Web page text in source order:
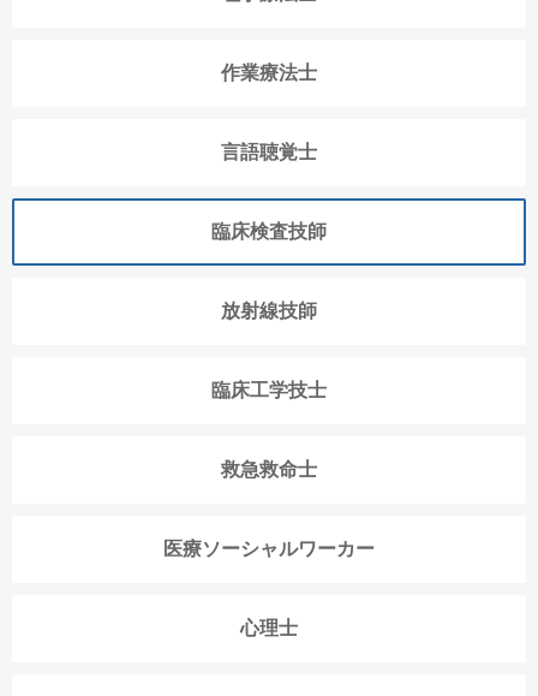
作業療法士
言語聴覚士
臨床検査技師
放射線技師
臨床工学技士
救急救命士
医療ソーシャルワーカー
心理士